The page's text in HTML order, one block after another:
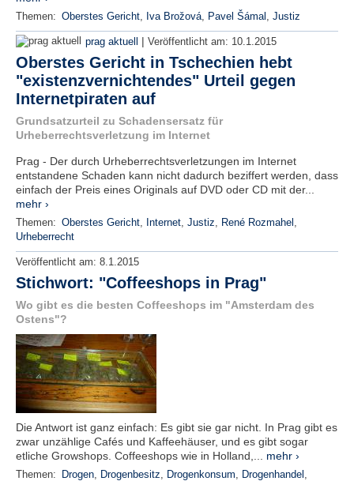
Themen: Oberstes Gericht, Iva Brožová, Pavel Šámal , Justiz
prag aktuell | Veröffentlicht am: 10.1.2015
Oberstes Gericht in Tschechien hebt
"existenzvernichtendes" Urteil gegen
Internetpiraten auf
Grundsatzurteil zu Schadensersatz für
Urheberrechtsverletzung im Internet
Prag - Der durch Urheberrechtsverletzungen im Internet
entstandene Schaden kann nicht dadurch beziffert werden, dass
einfach der Preis eines Originals auf DVD oder CD mit der...
mehr ›
Themen: Oberstes Gericht, Internet, Justiz, René Rozmahel ,
Urheberrecht
Veröffentlicht am: 8.1.2015
Stichwort: "Coffeeshops in Prag"
Wo gibt es die besten Coffeeshops im "Amsterdam des
Ostens"?
Die Antwort ist ganz einfach: Es gibt sie gar nicht. In Prag gibt es
zwar unzählige Cafés und Kaffeehäuser, und es gibt sogar
etliche Growshops. Coffeeshops wie in Holland,... mehr ›
Themen: Drogen, Drogenbesitz, Drogenkonsum, Drogenhandel ,